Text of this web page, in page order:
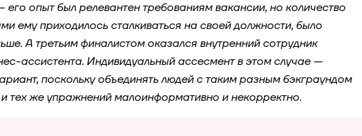
опыт был релевантен требованиям вакансии, но количество
ему приходилось сталкиваться на своей должности, было
А третьим финалистом оказался внутренний сотрудник
ассистента. Индивидуальный ассесмент в этом случае —
поскольку объединять людей с таким разным бэкграундом
тех же упражнений малоинформативно и некорректно.